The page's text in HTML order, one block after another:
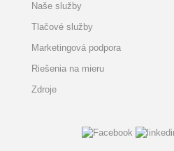
Naše služby
Tlačové služby
Marketingová podpora
Riešenia na mieru
Zdroje